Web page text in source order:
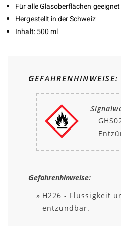
Für alle Glasoberflächen geeignet
Hergestellt in der Schweiz
Inhalt: 500 ml
GEFAHRENHINWEISE:
Gefahrenhinweise:
H226 - Flüssigkeit
entzündbar.